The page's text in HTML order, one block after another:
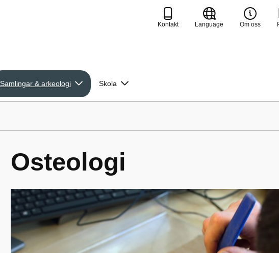
Kontakt Language Om oss
Samlingar & arkeologi Skola
Osteologi